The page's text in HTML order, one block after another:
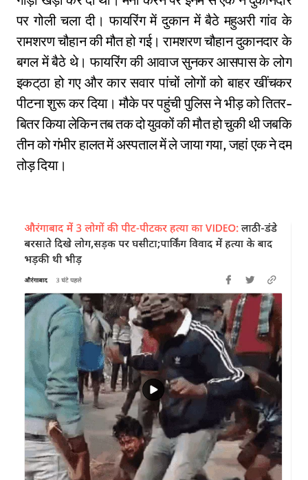
पर गोली चला दी। फायरिंग में दुकान में बैठे महुअरी गांव के
रामशरण चौहान की मौत हो गई। रामशरण चौहान दुकानदार के
बगल में बैठे थे। फायरिंग की आवाज सुनकर आसपास के लोग
इकट्‌ठा हो गए और कार सवार पांचों लोगों को बाहर खींचकर
पीटना शुरू कर दिया। मौके पर पहुंची पुलिस ने भीड़ को तितर-
बितर किया लेकिन तब तक दो युवकों की मौत हो चुकी थी जबकि
तीन को गंभीर हालत में अस्पताल में ले जाया गया, जहां एक ने दम
तोड़ दिया।